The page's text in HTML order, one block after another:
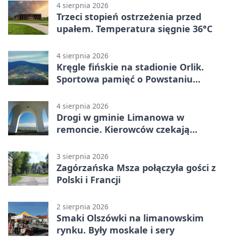
4 sierpnia 2026
Trzeci stopień ostrzeżenia przed
upałem. Temperatura sięgnie 36°C
4 sierpnia 2026
Kręgle fińskie na stadionie Orlik.
Sportowa pamięć o Powstaniu
4 sierpnia 2026
Drogi w gminie Limanowa w
remoncie. Kierowców czekają
3 sierpnia 2026
Zagórzańska Msza połączyła gości z
Polski i Francji
2 sierpnia 2026
Smaki Olszówki na limanowskim
rynku. Były moskale i sery